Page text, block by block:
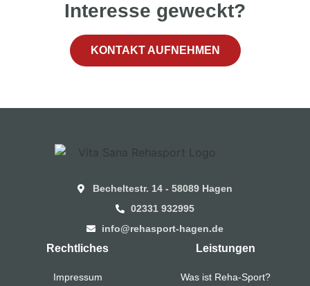
Interesse geweckt?
KONTAKT AUFNEHMEN
Leistungen
Was ist Reha-Sport?
Rechtliches
Impressum
Becheltestr. 14 - 58089 Hagen
02331 932995
info@rehasport-hagen.de